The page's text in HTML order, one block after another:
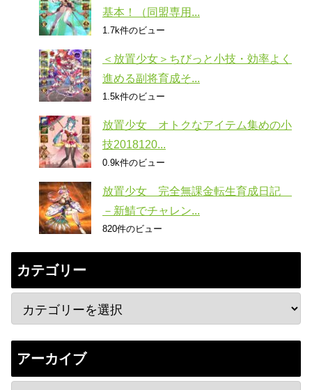
基本！（同盟専用...
1.7k件のビュー
＜放置少女＞ちびっと小技・効率よく
進める副将育成そ...
1.5k件のビュー
放置少女 オトクなアイテム集めの小
技2018120...
0.9k件のビュー
放置少女 完全無課金転生育成日記
－新鯖でチャレン...
820件のビュー
カテゴリー
アーカイブ